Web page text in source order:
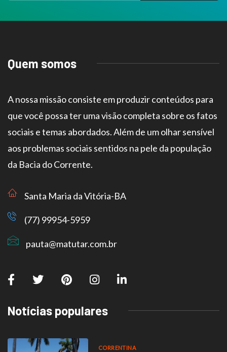
Quem somos
A nossa missão consiste em produzir conteúdos para
que você possa ter uma visão completa sobre os fatos
sociais e temas abordados. Além de um olhar sensível
aos problemas sociais sentidos na pele da população
da Bacia do Corrente.
Santa Maria da Vitória-BA
(77) 99954-5959
pauta@matutar.com.br
Notícias populares
CORRENTINA